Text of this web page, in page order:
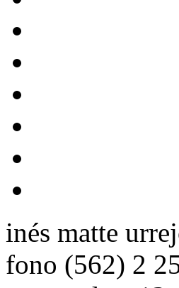
inés matte
fono (562) 2